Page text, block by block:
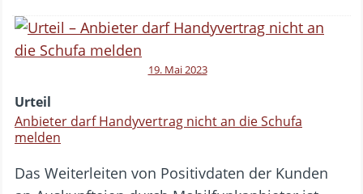
19. Mai 2023
Urteil
Anbieter darf Handyvertrag nicht an die Schufa
melden
Das Weiterleiten von Positivdaten der Kunden